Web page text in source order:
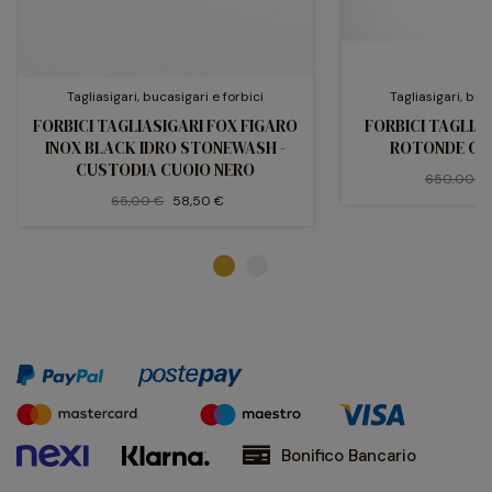
Tagliasigari, bucasigari e forbici
FORBICI TAGLIASIGARI FOX FIGARO
INOX BLACK IDRO STONEWASH -
CUSTODIA CUOIO NERO
65,00 € 58,50 €
Tagliasigari,
FORBICI
ROTONDE
650,00 €
Bonifico Bancario